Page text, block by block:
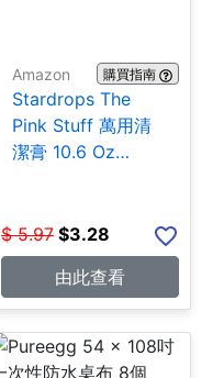
Amazon 購買指南
Stardrops The
Pink Stuff 萬用清
潔膏 10.6 Oz
$ 5.97 $3.28
由此查看